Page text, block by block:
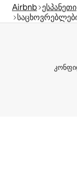
Airbnb ესპანეთი